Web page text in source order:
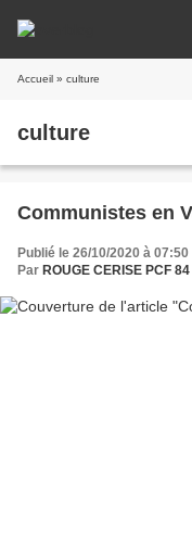
Accueil » culture
culture
Communistes en
Publié le 26/10/2020 à 07:50
Par ROUGE CERISE PCF 84